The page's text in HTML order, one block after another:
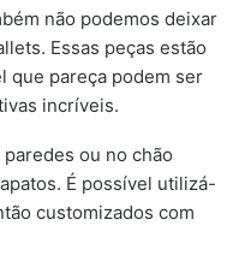
não podemos deixar
Essas peças estão
que pareça podem ser
incríveis.
ou no chão
É possível utilizá-
customizados com